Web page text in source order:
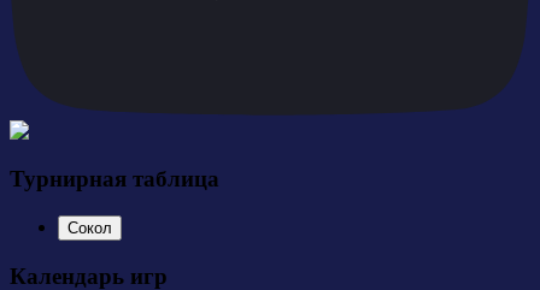
Турнирная таблица
Сокол
Календарь игр